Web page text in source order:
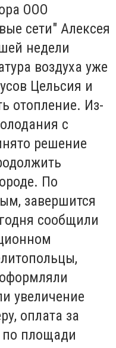
ООО
сети" Алексея
недели
воздуха уже
Цельсия и
отопление. Из-
с
решение
По
завершится
сообщили
увеличение
оплата за
по площади